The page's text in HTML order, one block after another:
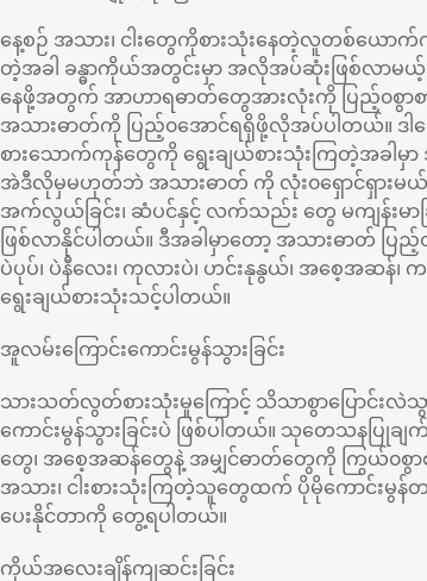
နေ့စဉ် အသား၊ ငါးတွေကိုစားသုံးနေတဲ့လူတစ်ယ
တဲ့အခါ ခန္ဓာကိုယ်အတွင်းမှာ အလိုအပ်ဆုံးဖြစ်လာမ
နေဖို့အတွက် အာဟာရဓာတ်တွေအားလုံးကို ပြည့်၀စွာ
အသားဓာတ်ကို ပြည့်၀အောင်ရရှိဖို့လိုအပ်ပါတယ်။ ဒ
စားသောက်ကုန်တွေကို ရွေးချယ်စားသုံးကြတဲ့အခါမှ
အဲဒီလိုမှမဟုတ်ဘဲ အသားဓာတ် ကို လုံး၀ရှောင်ရှားမယ်
အက်လွယ်ခြင်း၊ ဆံပင်နှင့် လက်သည်း တွေ မကျန်းမာခ
ဖြစ်လာနိုင်ပါတယ်။ ဒီအခါမှာတော့ အသားဓာတ် ပ
ပဲပုပ်၊ ပဲနီလေး၊ ကုလားပဲ၊ ဟင်းနုနွယ်၊ အစေ့အဆန်၊ က
ရွေးချယ်စားသုံးသင့်ပါတယ်။
အူလမ်းကြောင်းကောင်းမွန်သွားခြင်း
သားသတ်လွတ်စားသုံးမှုကြောင့်​ သိသာစွာပြောင်းလဲသွ
ကောင်းမွန်သွားခြင်းပဲ ဖြစ်ပါတယ်။ သုတေသန
တွေ၊ အစေ့အဆန်တွေနဲ့ အမျှင်ဓာတ်တွေကို ကြွယ်၀စွာ
အသား၊ ငါးစားသုံးကြတဲ့သူတွေထက် ပိုမိုကောင်းမွန်
ပေးနိုင်တာကို တွေ့ရပါတယ်။
ကိုယ်အလေးချိန်ကျဆင်းခြင်း